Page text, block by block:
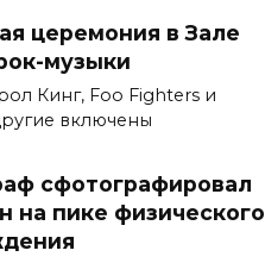
церемония в Зале
музыки
Кинг, Foo Fighters и
включены
сфотографировал
на пике физического